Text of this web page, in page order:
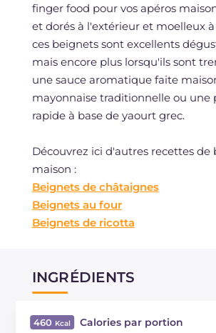
finger food pour vos apéros
et dorés à l'extérieur et moelleux
ces beignets sont excellents
mais encore plus lorsqu'ils sont
une sauce aromatique faite
mayonnaise traditionnelle ou une
rapide à base de yaourt grec.
Découvrez ici d'autres recettes de
maison :
Beignets de châtaignes
Beignets au four
Beignets de ricotta
INGRÉDIENTS
460 Calories par portion